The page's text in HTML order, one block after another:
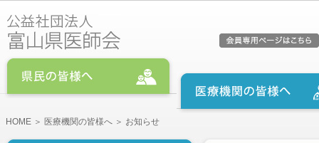
HOME ＞ 医療機関の皆様へ ＞ お知らせ